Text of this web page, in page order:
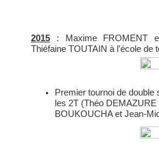
2015 : Maxime FROMENT
Thiéfaine TOUTAIN à l’école de
Premier tournoi de
les 2T (Théo
BOUKOUCHA et Jean-